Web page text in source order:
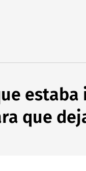
que